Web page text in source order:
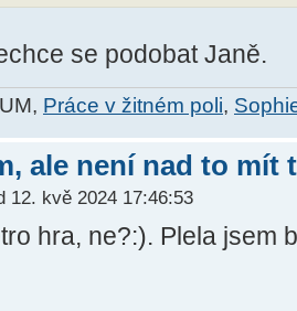
se podobat Janě.
Práce v žitném poli,
ale není nad to mít
12. kvě 2024 17:46:53
hra, ne?:). Plela jsem